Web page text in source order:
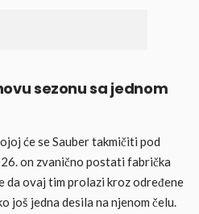
sezonu sa jednom
će se Sauber takmičiti pod
on zvanično postati fabrička
da ovaj tim prolazi kroz određene
još jedna desila na njenom čelu.